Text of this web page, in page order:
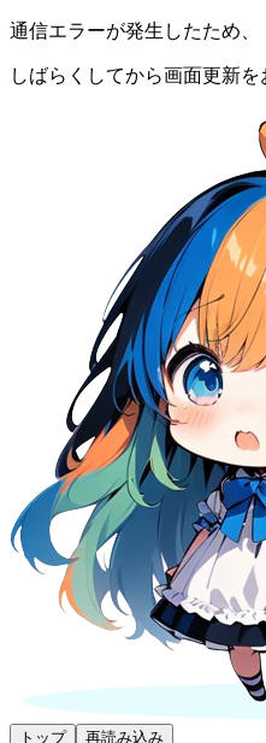
通信エラーが発生したため、
しばらくしてから画面更新を
トップ 再読み込み